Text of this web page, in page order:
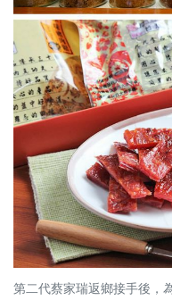
第二代蔡家瑞返鄉接手後，